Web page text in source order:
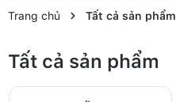
Trang chủ Tất cả sản phẩm
Tất cả sản phẩm